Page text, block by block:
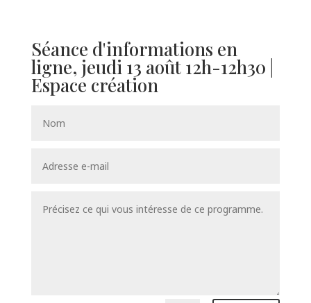
Séance d'informations en
ligne, jeudi 13 août 12h-12h30 |
Espace création